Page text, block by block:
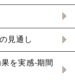
見通し
を実感-期間